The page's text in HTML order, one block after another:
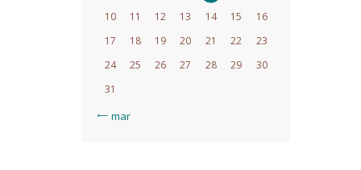
10
11 12 13 14 15
16
17
18 19 20 21 22
23
24
25 26 27 28 29
30
31
« mar